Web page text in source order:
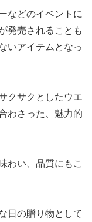
などのイベントに
発売されることも
いアイテムとなっ
クサクとしたウエ
わさった、魅力的
わい、品質にもこ
日の贈り物として